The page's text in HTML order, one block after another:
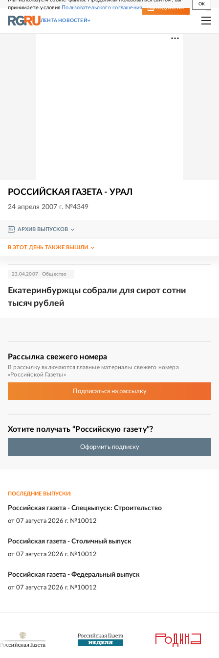
принимаете условия Пользовательского соглашения
OK
СВЕЖИЙ НОМЕР ПОДПИСКА
ЛЕНТА НОВОСТЕЙ
РОССИЙСКАЯ ГАЗЕТА - УРАЛ
24 апреля 2007 г. №4349
АРХИВ ВЫПУСКОВ
В ЭТОТ ДЕНЬ ТАКЖЕ ВЫШЛИ
23.04.2007 Общество
Екатеринбуржцы собрали для сирот сотни
тысяч рублей
Рассылка свежего номера
В рассылку включаются главные материалы свежего номера
«Российской Газеты»
Подписатьсяна рассылку
Хотите получать “Российскую газету”?
Оформить подписку
ПОСЛЕДНИЕ ВЫПУСКИ:
Российская газета - Спецвыпуск: Строительство
от 07 августа 2026 г. №10012
Российская газета - Столичный выпуск
от 07 августа 2026 г. №10012
Российская газета - Федеральный выпуск
от 07 августа 2026 г. №10012